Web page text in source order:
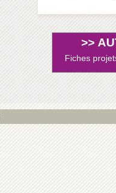
>>
Fiches